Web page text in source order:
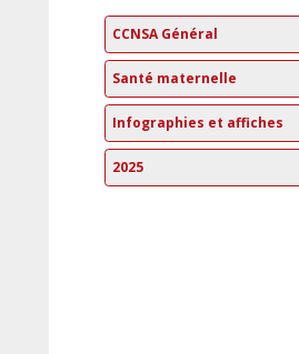
CCNSA Général
Santé maternelle
Infographies et affiches
2025